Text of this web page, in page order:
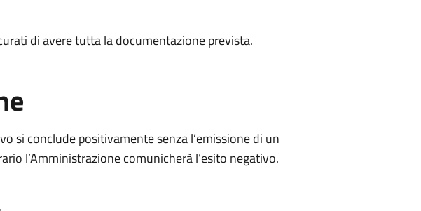
di avere tutta la documentazione prevista.
si conclude positivamente senza l’emissione di un
l’Amministrazione comunicherà l’esito negativo.